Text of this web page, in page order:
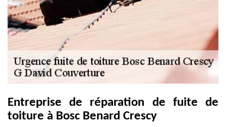
Entreprise de réparation de fuite de
toiture à Bosc Benard Crescy